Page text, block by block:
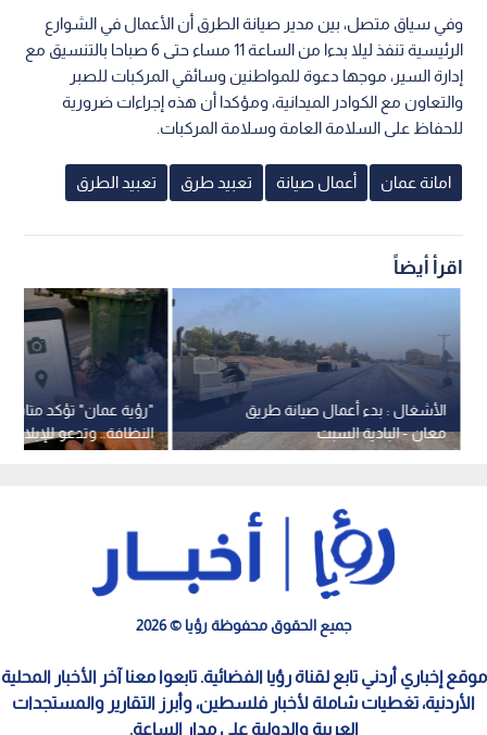
وفي سياق متصل، بين مدير صيانة الطرق أن الأعمال في الشوارع
الرئيسية تنفذ ليلا بدءا من الساعة 11 مساء حتى 6 صباحا بالتنسيق مع
إدارة السير، موجها دعوة للمواطنين وسائقي المركبات للصبر
والتعاون مع الكوادر الميدانية، ومؤكدا أن هذه إجراءات ضرورية
للحفاظ على السلامة العامة وسلامة المركبات.
امانة عمان أعمال صيانة تعبيد طرق تعبيد الطرق
اقرأ أيضاً
"رؤية عمان" تؤكد
النظافة.. وتدعو للإبلاغ
الرسمية
الأشغال : بدء أعمال صيانة طريق
معان - البادية السبت
جميع الحقوق محفوظة رؤيا © 2026
موقع إخباري أردني تابع لقناة رؤيا الفضائية. تابعوا معنا آخر الأخبار المحلية
الأردنية، تغطيات شاملة لأخبار فلسطين، وأبرز التقارير والمستجدات
العربية والدولية على مدار الساعة.